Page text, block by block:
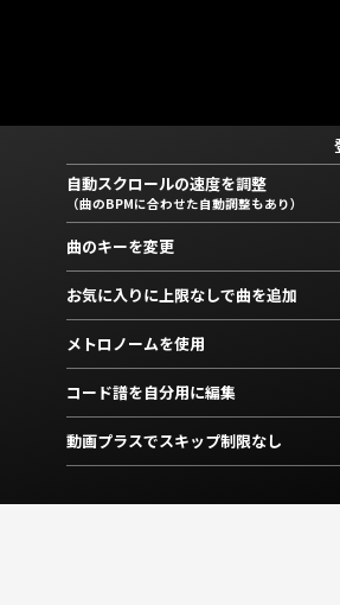
自動スクロールの速度を調整
（曲のBPMに合わせた自動調整もあり）
曲のキーを変更
お気に入りに上限なしで曲を追加
メトロノームを使用
コード譜を自分用に編集
動画プラスでスキップ制限なし